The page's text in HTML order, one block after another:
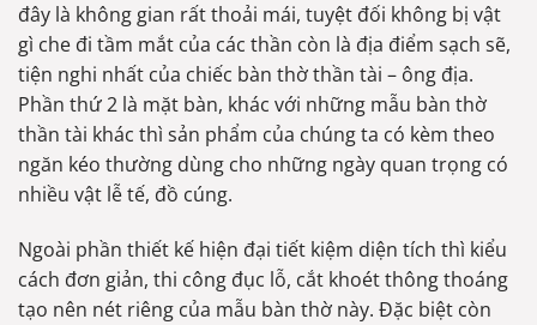
đây là không gian rất thoải mái, tuyệt đối không bị vật
gì che đi tầm mắt của các thần còn là địa điểm sạch sẽ,
tiện nghi nhất của chiếc bàn thờ thần tài – ông địa.
Phần thứ 2 là mặt bàn, khác với những mẫu bàn thờ
thần tài khác thì sản phẩm của chúng ta có kèm theo
ngăn kéo thường dùng cho những ngày quan trọng có
nhiều vật lễ tế, đồ cúng.
Ngoài phần thiết kế hiện đại tiết kiệm diện tích thì kiểu
cách đơn giản, thi công đục lỗ, cắt khoét thông thoáng
tạo nên nét riêng của mẫu bàn thờ này. Đặc biệt còn